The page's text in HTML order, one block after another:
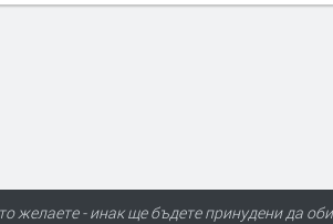
желаете - инак ще бъдете принудени да